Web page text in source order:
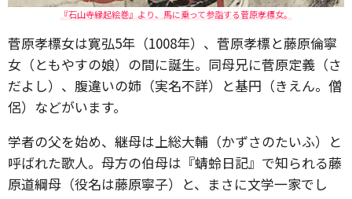
『石山寺縁起絵巻』より、馬に乗って参詣する菅原孝標女。
菅原孝標女は寛弘5年（1008年）、菅原孝標と藤原倫寧
女（ともやすの娘）の間に誕生。同母兄に菅原定義（さ
だよし）、腹違いの姉（実名不詳）と基円（きえん。僧
侶）などがいます。
学者の父を始め、継母は上総大輔（かずさのたいふ）と
呼ばれた歌人。母方の伯母は『蜻蛉日記』で知られる藤
原道綱母（役名は藤原寧子）と、まさに文学一家でし